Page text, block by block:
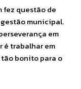
fez questão de
municipal.
em
é trabalhar em
bonito para o